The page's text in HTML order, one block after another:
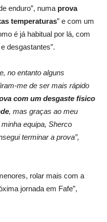
enduro”, numa prova
temperaturas” e com um
é já habitual por lá, com
desgastantes”.
no entanto alguns
me de ser mais rápido
com um desgaste físico
, mas graças ao meu
equipa, Sherco
terminar a prova”,
rolar mais com a
jornada em Fafe”,